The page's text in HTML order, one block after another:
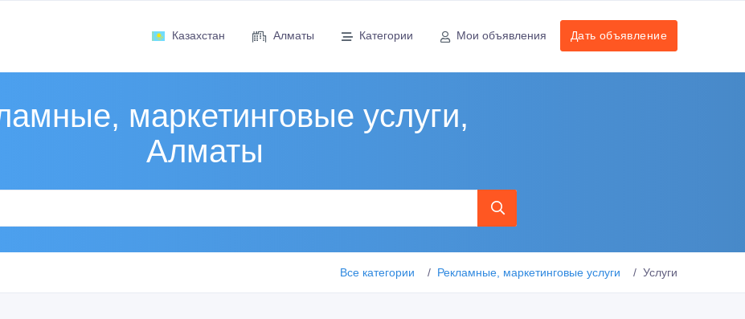
Казахстан Алматы Категории Мои объявления Дать объявление
маркетинговые услуги,
Алматы
Все категории Рекламные, маркетинговые услуги Услуги